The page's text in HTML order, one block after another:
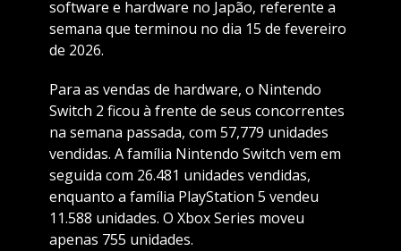
software e hardware no Japão, referente a
semana que terminou no dia 15 de fevereiro
de 2026.
Para as vendas de hardware, o Nintendo
Switch 2 ficou à frente de seus concorrentes
na semana passada, com 57,779 unidades
vendidas. A família Nintendo Switch vem em
seguida com 26.481 unidades vendidas,
enquanto a família PlayStation 5 vendeu
11.588 unidades. O Xbox Series moveu
apenas 755 unidades.